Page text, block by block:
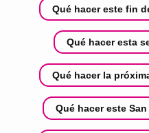
Qué hacer este fin
Qué hacer esta
Qué hacer la
Qué hacer este